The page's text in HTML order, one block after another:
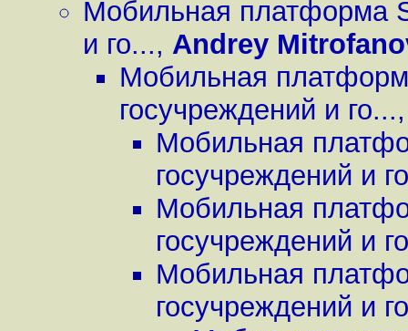
Мобильная платформа
и го..., Andrey
Мобильная
госучреждений и го...
Мобильная
госучреждений и
Мобильная
госучреждений и
Мобильная
госучреждений и